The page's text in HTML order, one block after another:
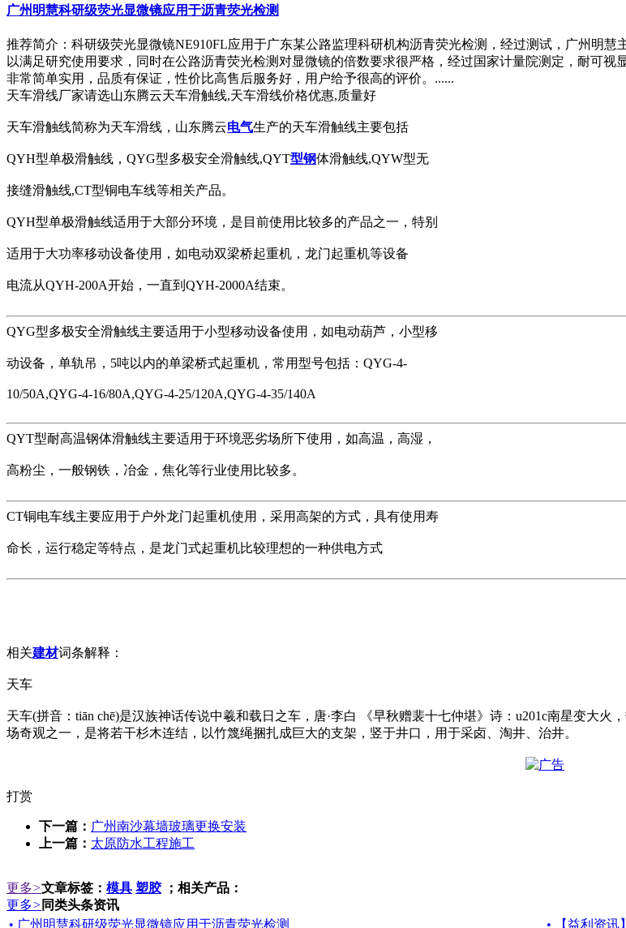
广州明慧科研级荧光显微镜应用于沥青荧光检测
推荐简介：科研级荧光显微镜NE910FL应用于广东某公路监理科研机构沥青荧光检测，经过测试，广州明
以满足研究使用要求，同时在公路沥青荧光检测对显微镜的倍数要求很严格，经过国家计量院测定，耐可
非常简单实用，品质有保证，性价比高售后服务好，用户给予很高的评价。......
天车滑线厂家请选山东腾云天车滑触线,天车滑线价格优惠,质量好
天车滑触线简称为天车滑线，山东腾云电气生产的天车滑触线主要包括
QYH型单极滑触线，QYG型多极安全滑触线,QYT型钢体滑触线,QYW型无
接缝滑触线,CT型铜电车线等相关产品。
QYH型单极滑触线适用于大部分环境，是目前使用比较多的产品之一，特别
适用于大功率移动设备使用，如电动双梁桥起重机，龙门起重机等设备
电流从QYH-200A开始，一直到QYH-2000A结束。
QYG型多极安全滑触线主要适用于小型移动设备使用，如电动葫芦，小型移
动设备，单轨吊，5吨以内的单梁桥式起重机，常用型号包括：QYG-4-
10/50A,QYG-4-16/80A,QYG-4-25/120A,QYG-4-35/140A
QYT型耐高温钢体滑触线主要适用于环境恶劣场所下使用，如高温，高湿，
高粉尘，一般钢铁，冶金，焦化等行业使用比较多。
CT铜电车线主要应用于户外龙门起重机使用，采用高架的方式，具有使用寿
命长，运行稳定等特点，是龙门式起重机比较理想的一种供电方式
相关建材词条解释：
天车
天车(拼音：tiān chē)是汉族神话传说中羲和载日之车，唐·李白 《早秋赠裴十七仲堪》诗：u201c南星变大
场奇观之一，是将若干杉木连结，以竹篾绳捆扎成巨大的支架，竖于井口，用于采卤、淘井、治井。
打赏
下一篇： 广州南沙幕墙玻璃更换安装
上一篇： 太原防水工程施工
更多>文章标签： 模具 塑胶；相关产品：
更多> 同类头条资讯
• 广州明慧科研级荧光显微镜应用于沥青荧光检测
• 【益利资讯